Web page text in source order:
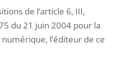
de l’article 6, III,
du 21 juin 2004 pour la
l’éditeur de ce